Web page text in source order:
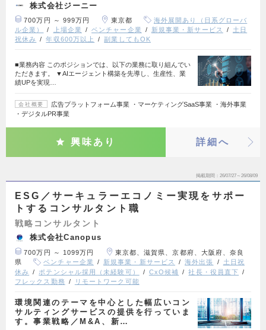
株式会社ジーニー
700万円 ～ 999万円 東京都
海外展開あり（日系グローバ
ル企業）
上場企業 ベンチャー企業 新規事業・新サービス
土日
祝休み
年収600万以上 副業してもOK
■業務内容 このポジションでは、以下の業務に取り組んでい
ただきます。 ▼AIエージェント構築を先導し、生産性、業
績UPを実現…
会社概要
広告プラットフォーム事業 ・マーケティングSaaS事業 ・海外事業
・デジタルPR事業
興味あり 詳細へ
掲載期間 26/07/27～26/08/09
ESG／サーキュラーエコノミー実現をサポー
トするコンサルタント職
戦略コンサルタント
株式会社Canopus
700万円 ～ 1099万円
東京都、滋賀県、京都府、大阪府、奈良
県
ベンチャー企業 新規事業・新サービス 海外出張
土日祝
休み
ポテンシャル採用（未経験可） CxO候補
社長・役員直下
フレックス勤務
リモートワーク可能
環境関連のテーマを中心とした幅広いコン
サルティングサービスの提供を行っていま
す。事業戦略／M&A、新…